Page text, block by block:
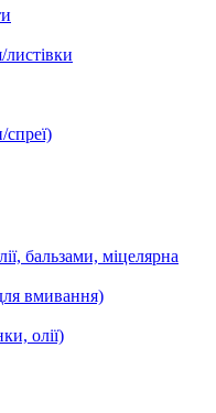
спреї)
бальзами, міцелярна
вмивання)
олії)